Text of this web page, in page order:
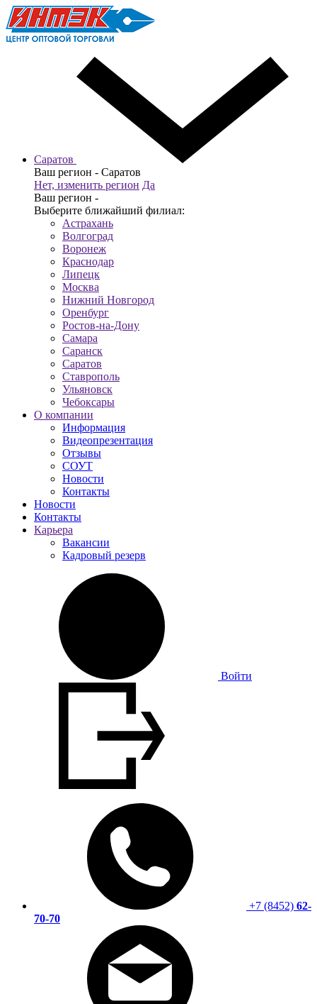
Саратов
Ваш регион - Саратов
Нет, изменить регион Да
Ваш регион -
Выберите ближайший филиал:
Астрахань
Волгоград
Воронеж
Краснодар
Липецк
Москва
Нижний Новгород
Оренбург
Ростов-на-Дону
Самара
Саранск
Саратов
Ставрополь
Ульяновск
Чебоксары
О компании
Информация
Видеопрезентация
Отзывы
СОУТ
Новости
Контакты
Новости
Контакты
Карьера
Вакансии
Кадровый резерв
Войти
+7 (8452) 62-
70-70